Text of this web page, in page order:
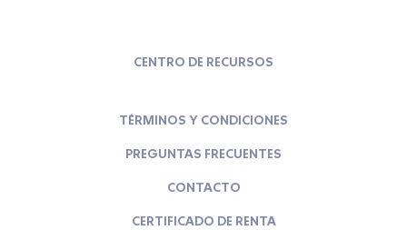
CENTRO DE RECURSOS
TÉRMINOS Y CONDICIONES
PREGUNTAS FRECUENTES
CONTACTO
CERTIFICADO DE RENTA